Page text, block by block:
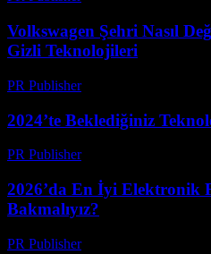
Volkswagen Şehri Nasıl
Gizli Teknolojileri
PR Publisher-
2024’te Beklediğiniz
PR Publisher-
2026’da En İyi Elektronik
Bakmalıyız?
PR Publisher-